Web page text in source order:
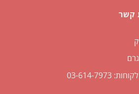
קשר
03-614-7973